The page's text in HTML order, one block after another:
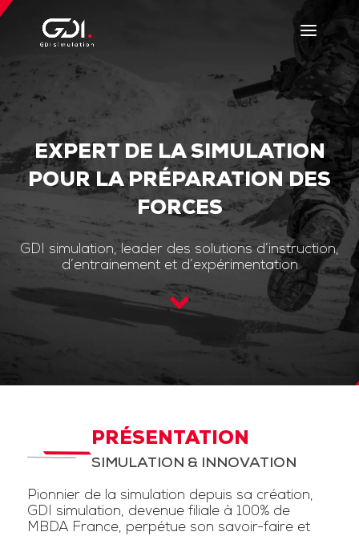
EXPERT DE LA SIMULATION
POUR LA PRÉPARATION DES
FORCES
GDI simulation, leader des solutions d’instruction,
d’entrainement et d’expérimentation
PRÉSENTATION
SIMULATION & INNOVATION
Pionnier de la simulation depuis sa création,
GDI simulation, devenue filiale à 100% de
MBDA France, perpétue son savoir-faire et